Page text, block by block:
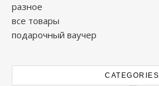
разное
все товары
подарочный ваучер
CATEGORIES